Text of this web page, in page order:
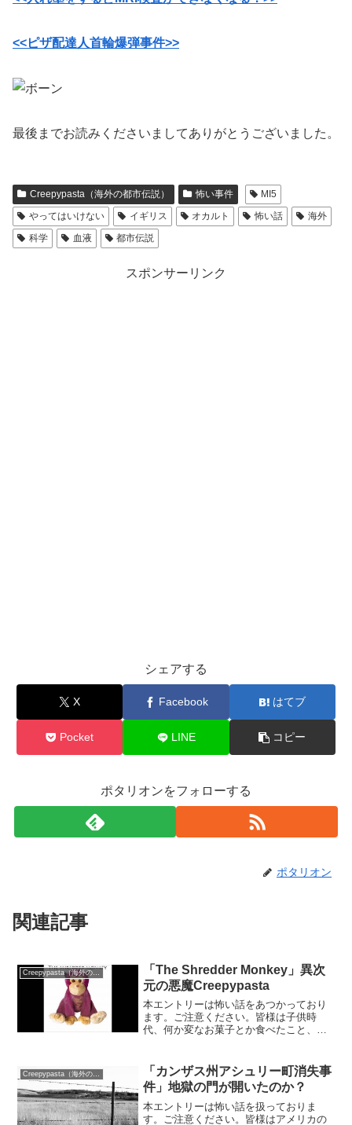
<<ピザ配達人首輪爆弾事件>>
最後までお読みくださいましてありがとうございました。
Creepypasta（海外の都市伝説） 怖い事件
MI5
やってはいけない
イギリス オカルト 怖い話
海外
科学
血液 都市伝説
スポンサーリンク
シェアする
X Facebook はてブ
Pocket LINE コピー
ポタリオンをフォローする
ポタリオン
関連記事
Creepypasta（海外の都市伝説）
「The Shredder Monkey」異次
元の悪魔Creepypasta
本エントリーは怖い話をあつかっており
ます。ご注意ください。皆様は子供時
代、何か変なお菓子とか食べたこと、ご
ジ。私は珍しいもの好きなので、そんな
経験あったような気もしますが...
Creepypasta（海外の都市伝説）
「カンザス州アシュリー町消失事
件」地獄の門が開いたのか？
本エントリーは怖い話を扱っておりま
す。ご注意ください。皆様はアメリカの